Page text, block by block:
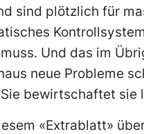
sind plötzlich für
Und das im
neue Probleme
bewirtschaftet
«Extrablatt»